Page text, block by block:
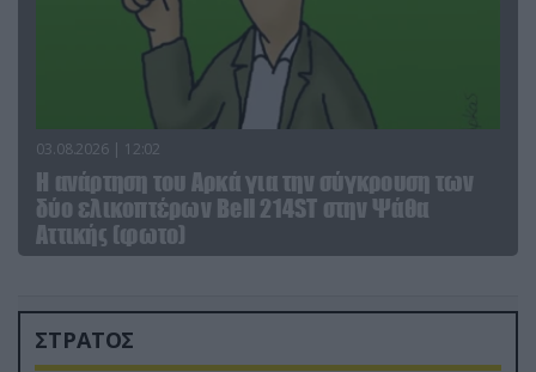
03.08.2026 | 12:02
Η ανάρτηση του Αρκά για την σύγκρουση των
δύο ελικοπτέρων Bell 214ST στην Ψάθα
Αττικής (φωτο)
ΣΤΡΑΤΟΣ